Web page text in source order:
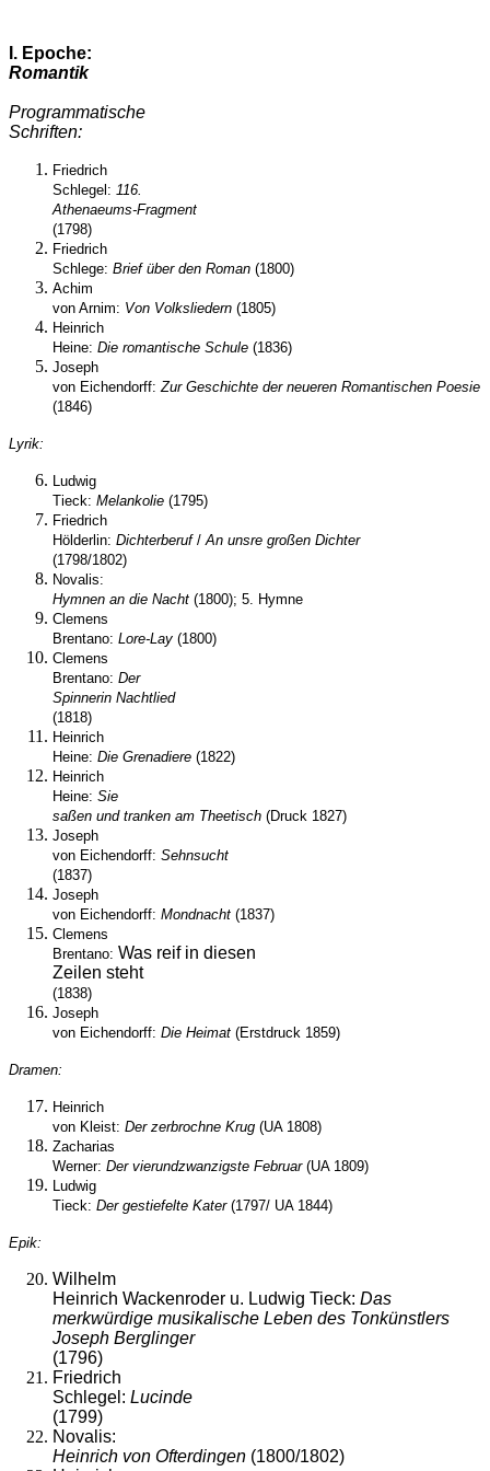
I. Epoche:
Romantik
Programmatische
Schriften:
Friedrich
Schlegel: 116.
Athenaeums-Fragment
(1798)
Friedrich
Schlege: Brief über den Roman (1800)
Achim
von Arnim: Von Volksliedern (1805)
Heinrich
Heine: Die romantische Schule (1836)
Joseph
von Eichendorff:Zur Geschichte der neueren Romantischen Poesie
(1846)
Lyrik:
Ludwig
Tieck: Melankolie (1795)
Friedrich
Hölderlin: Dichterberuf/An unsre großen Dichter
(1798/1802)
Novalis:
Hymnen an die Nacht (1800); 5. Hymne
Clemens
Brentano: Lore-Lay (1800)
Clemens
Brentano: Der
Spinnerin Nachtlied
(1818)
Heinrich
Heine: Die Grenadiere (1822)
Heinrich
Heine: Sie
saßen und tranken am Theetisch (Druck 1827)
Joseph
von Eichendorff: Sehnsucht
(1837)
Joseph
von Eichendorff: Mondnacht (1837)
Clemens
Brentano: Was reif in diesen
Zeilen steht
(1838)
Joseph
von Eichendorff: Die Heimat (Erstdruck 1859)
Dramen:
Heinrich
von Kleist: Der zerbrochne Krug (UA 1808)
Zacharias
Werner: Der vierundzwanzigste Februar(UA 1809)
Ludwig
Tieck: Der gestiefelte Kater(1797/ UA 1844)
Epik:
Wilhelm
Heinrich Wackenroder u. Ludwig Tieck: Das
merkwürdige musikalische Leben des Tonkünstlers
Joseph Berglinger
(1796)
Friedrich
Schlegel: Lucinde
(1799)
Novalis:
Heinrich von Ofterdingen (1800/1802)